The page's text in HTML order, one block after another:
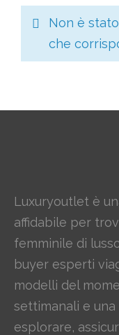
Non è
che
Luxuryoutlet è
affidabile per
femminile di
buyer esperti
modelli del
settimanali e
esplorare,